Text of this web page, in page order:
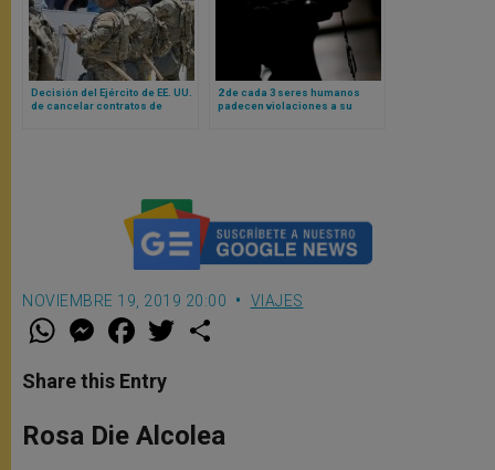
Decisión del Ejército de EE. UU.
de cancelar contratos de
2 de cada 3 seres humanos
padecen violaciones a su
NOVIEMBRE 19, 2019 20:00 VIAJES
W
t
s
p
p
M
e
s
e
g
e
F
a
e
b
o
k
w
r
Share this Entry
Rosa Die Alcolea